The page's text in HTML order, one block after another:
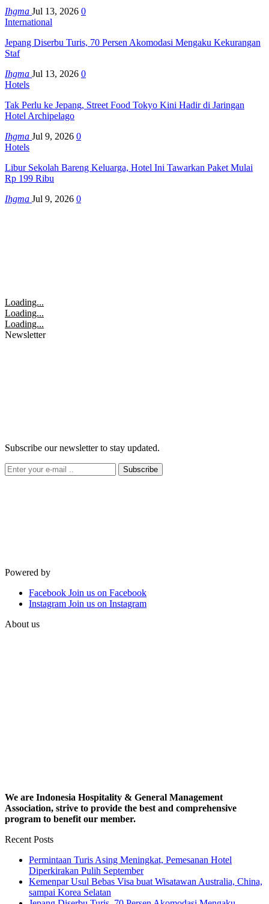
Ihgma Jul 13, 2026 0
International
Jepang Diserbu Turis, 70 Persen Akomodasi Mengaku Kekurangan
Staf
Ihgma Jul 13, 2026 0
Hotels
Tak Perlu ke Jepang, Street Food Tokyo Kini Hadir di Jaringan
Hotel Archipelago
Ihgma Jul 9, 2026 0
Hotels
Libur Sekolah Bareng Keluarga, Hotel Ini Tawarkan Paket Mulai
Rp 199 Ribu
Ihgma Jul 9, 2026 0
Loading...
Loading...
Loading...
Newsletter
Subscribe our newsletter to stay updated.
Subscribe
Powered by
Facebook Join us on Facebook
Instagram Join us on Instagram
About us
We are Indonesia Hospitality & General Management
Association, strive to provide the best and comprehensive
program to benefit our member.
Recent Posts
Permintaan Turis Asing Meningkat, Pemesanan Hotel
Diperkirakan Pulih September
Kemenpar Usul Bebas Visa buat Wisatawan Australia, China,
sampai Korea Selatan